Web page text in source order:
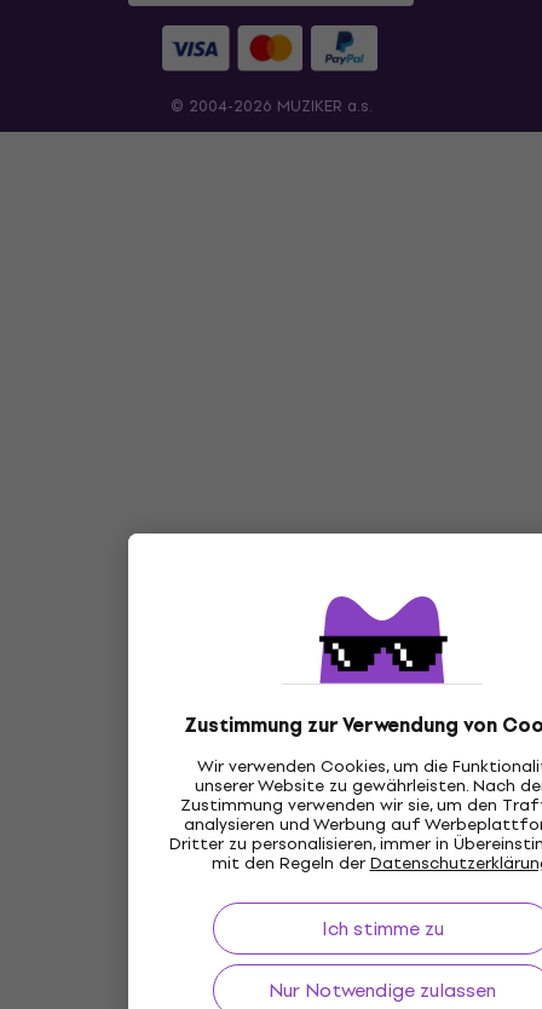
Zustimmung zur Verwendung von
Wir verwenden Cookies, um die
unserer Website zu gewährleisten. Nach
Zustimmung verwenden wir sie, um den
analysieren und Werbung auf
Dritter zu personalisieren, immer in
mit den Regeln der
Ich stimme zu
Nur Notwendige zulassen
© 2004-2026 MUZIKER a.s.